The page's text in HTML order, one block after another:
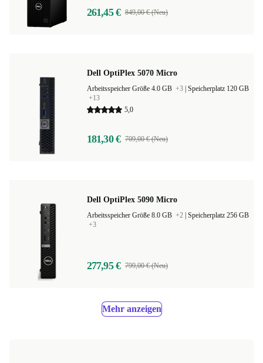
261,45 € 849,00 € (Neu)
Dell OptiPlex 5070 Micro
Arbeitsspeicher Größe 4.0 GB +3 Speicherplatz 120 GB
+13
5,0
181,30 € 709,00 € (Neu)
Dell OptiPlex 5090 Micro
Arbeitsspeicher Größe 8.0 GB +2 Speicherplatz 256 GB
+3
277,95 € 799,00 € (Neu)
Mehr anzeigen